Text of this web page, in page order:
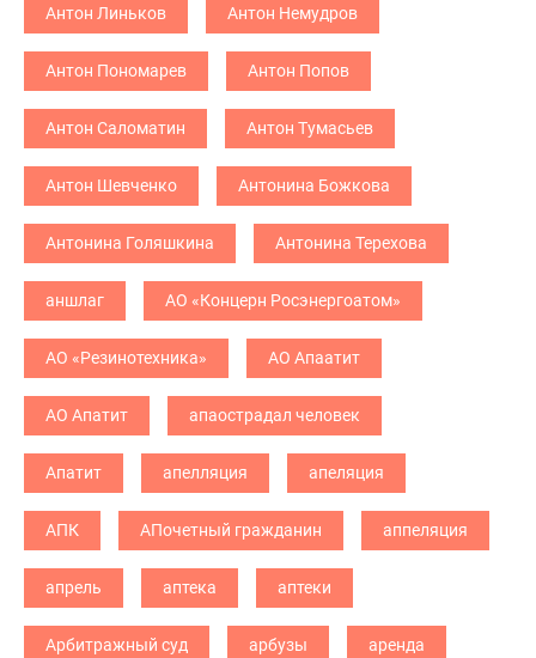
Антон Линьков Антон Немудров
Антон Пономарев Антон Попов
Антон Саломатин Антон Тумасьев
Антон Шевченко Антонина Божкова
Антонина Голяшкина Антонина Терехова
аншлаг АО «Концерн Росэнергоатом»
АО «Резинотехника» АО Апаатит
АО Апатит апаострадал человек
Апатит апелляция апеляция
АПК АПочетный гражданин аппеляция
апрель аптека аптеки
Арбитражный суд арбузы аренда